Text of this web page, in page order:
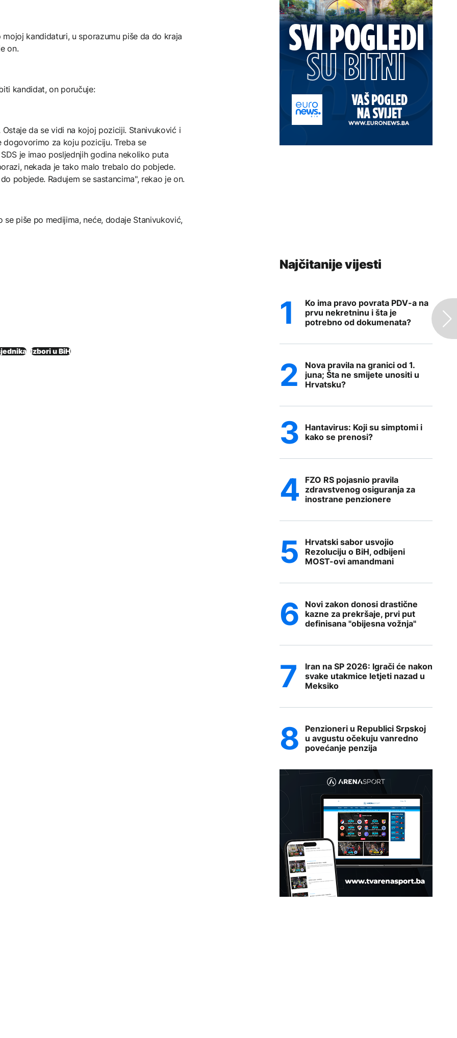
kandidaturi, u sporazumu piše da do kraja
on.
kandidat, on poručuje:
da se vidi na kojoj poziciji. Stanivuković i
dogovorimo za koju poziciju. Treba se
je imao posljednjih godina nekoliko puta
nekada je tako malo trebalo do pobjede.
pobjede. Radujem se sastancima", rekao je on.
se piše po medijima, neće, dodaje Stanivuković,
Izbori u BiH
Najčitanije vijesti
Ko ima pravo povrata PDV-a na
prvu nekretninu i šta je
potrebno od dokumenata?
Nova pravila na granici od 1.
juna; Šta ne smijete unositi u
Hrvatsku?
Hantavirus: Koji su simptomi i
kako se prenosi?
FZO RS pojasnio pravila
zdravstvenog osiguranja za
inostrane penzionere
Hrvatski sabor usvojio
Rezoluciju o BiH, odbijeni
MOST-ovi amandmani
Novi zakon donosi drastične
kazne za prekršaje, prvi put
definisana "obijesna vožnja"
Iran na SP 2026: Igrači će nakon
svake utakmice letjeti nazad u
Meksiko
Penzioneri u Republici Srpskoj
u avgustu očekuju vanredno
povećanje penzija